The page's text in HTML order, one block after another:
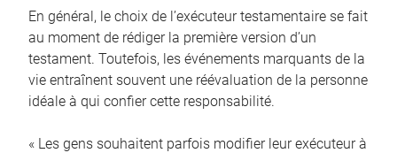
En général, le choix de l’exécuteur testamentaire se fait
au moment de rédiger la première version d’un
testament. Toutefois, les événements marquants de la
vie entraînent souvent une réévaluation de la personne
idéale à qui confier cette responsabilité.
« Les gens souhaitent parfois modifier leur exécuteur à